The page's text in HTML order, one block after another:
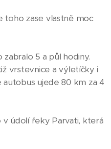
toho zase vlastně moc
5 a půl hodiny.
vrstevnice a výletíčky i
ujede 80 km za 4
v údolí řeky Parvati, která